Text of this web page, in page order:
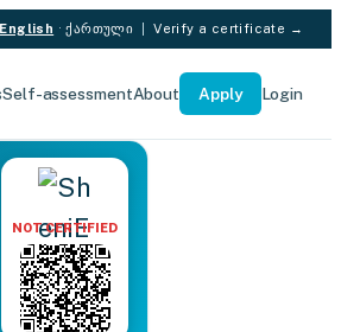
English ·ქართული |Verify a certificate →
Self-assessmentAbout Apply Login
NOT CERTIFIED